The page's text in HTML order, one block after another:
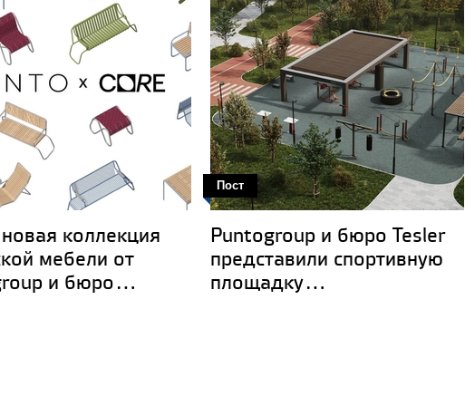
коллекция
мебели от
и бюро...
Пост
Puntogroup и бюро Tesler
представили спортивную
площадку...